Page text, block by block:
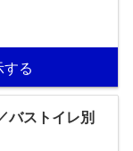
る
バストイレ別